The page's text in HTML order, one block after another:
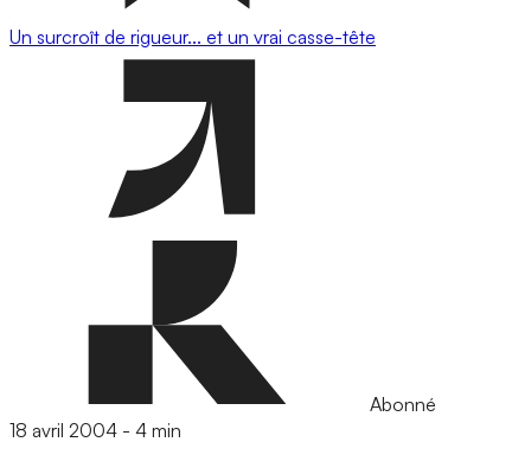
Un surcroît de rigueur... et un vrai casse-tête
Abonné
18 avril 2004 - 4 min